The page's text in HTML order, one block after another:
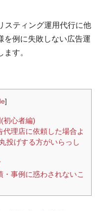
スティング運用代行に他
を例に失敗しない広告運
す。
]
初心者編)
理店に依頼した場合よ
投げする方がいらっし
事例に惑わされないこ